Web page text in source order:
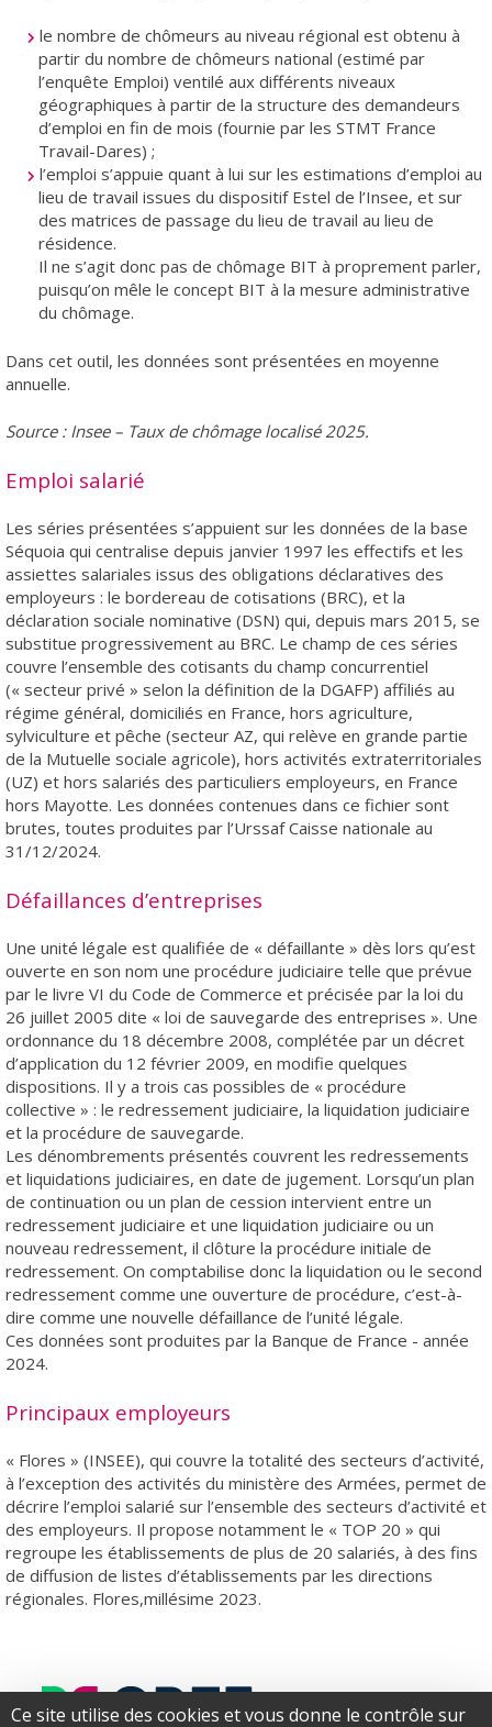
Ce site utilise des cookies et vous donne le contrôle sur
le nombre de chômeurs au niveau régional est obtenu à
partir du nombre de chômeurs national (estimé par
l’enquête Emploi) ventilé aux différents niveaux
géographiques à partir de la structure des demandeurs
d’emploi en fin de mois (fournie par les STMT France
Travail-Dares) ;
l’emploi s’appuie quant à lui sur les estimations d’emploi au
lieu de travail issues du dispositif Estel de l’Insee, et sur
des matrices de passage du lieu de travail au lieu de
résidence.
Il ne s’agit donc pas de chômage BIT à proprement parler,
puisqu’on mêle le concept BIT à la mesure administrative
du chômage.
Dans cet outil, les données sont présentées en moyenne
annuelle.
Source : Insee – Taux de chômage localisé 2025.
Emploi salarié
Les séries présentées s’appuient sur les données de la base
Séquoia qui centralise depuis janvier 1997 les effectifs et les
assiettes salariales issus des obligations déclaratives des
employeurs : le bordereau de cotisations (BRC), et la
déclaration sociale nominative (DSN) qui, depuis mars 2015, se
substitue progressivement au BRC. Le champ de ces séries
couvre l’ensemble des cotisants du champ concurrentiel
(« secteur privé » selon la définition de la DGAFP) affiliés au
régime général, domiciliés en France, hors agriculture,
sylviculture et pêche (secteur AZ, qui relève en grande partie
de la Mutuelle sociale agricole), hors activités extraterritoriales
(UZ) et hors salariés des particuliers employeurs, en France
hors Mayotte. Les données contenues dans ce fichier sont
brutes, toutes produites par l’Urssaf Caisse nationale au
31/12/2024.
Défaillances d’entreprises
Une unité légale est qualifiée de « défaillante » dès lors qu’est
ouverte en son nom une procédure judiciaire telle que prévue
par le livre VI du Code de Commerce et précisée par la loi du
26 juillet 2005 dite « loi de sauvegarde des entreprises ». Une
ordonnance du 18 décembre 2008, complétée par un décret
d’application du 12 février 2009, en modifie quelques
dispositions. Il y a trois cas possibles de « procédure
collective » : le redressement judiciaire, la liquidation judiciaire
et la procédure de sauvegarde.
Les dénombrements présentés couvrent les redressements
et liquidations judiciaires, en date de jugement. Lorsqu’un plan
de continuation ou un plan de cession intervient entre un
redressement judiciaire et une liquidation judiciaire ou un
nouveau redressement, il clôture la procédure initiale de
redressement. On comptabilise donc la liquidation ou le second
redressement comme une ouverture de procédure, c’est-à-
dire comme une nouvelle défaillance de l’unité légale.
Ces données sont produites par la Banque de France - année
2024.
Principaux employeurs
« Flores » (INSEE), qui couvre la totalité des secteurs d’activité,
à l’exception des activités du ministère des Armées, permet de
décrire l’emploi salarié sur l’ensemble des secteurs d’activité et
des employeurs. Il propose notamment le « TOP 20 » qui
regroupe les établissements de plus de 20 salariés, à des fins
de diffusion de listes d’établissements par les directions
régionales. Flores,millésime 2023.